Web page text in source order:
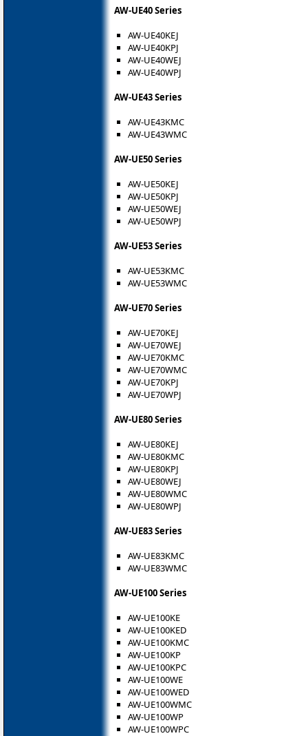
AW-UE40 Series
AW-UE40KEJ
AW-UE40KPJ
AW-UE40WEJ
AW-UE40WPJ
AW-UE43 Series
AW-UE43KMC
AW-UE43WMC
AW-UE50 Series
AW-UE50KEJ
AW-UE50KPJ
AW-UE50WEJ
AW-UE50WPJ
AW-UE53 Series
AW-UE53KMC
AW-UE53WMC
AW-UE70 Series
AW-UE70KEJ
AW-UE70WEJ
AW-UE70KMC
AW-UE70WMC
AW-UE70KPJ
AW-UE70WPJ
AW-UE80 Series
AW-UE80KEJ
AW-UE80KMC
AW-UE80KPJ
AW-UE80WEJ
AW-UE80WMC
AW-UE80WPJ
AW-UE83 Series
AW-UE83KMC
AW-UE83WMC
AW-UE100 Series
AW-UE100KE
AW-UE100KED
AW-UE100KMC
AW-UE100KP
AW-UE100KPC
AW-UE100WE
AW-UE100WED
AW-UE100WMC
AW-UE100WP
AW-UE100WPC